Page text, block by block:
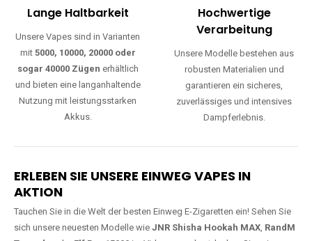
Lange Haltbarkeit
Unsere Vapes sind in Varianten
mit 5000, 10000, 20000 oder
sogar 40000 Zügen erhältlich
und bieten eine langanhaltende
Nutzung mit leistungsstarken
Akkus.
Hochwertige
Verarbeitung
Unsere Modelle bestehen aus
robusten Materialien und
garantieren ein sicheres,
zuverlässiges und intensives
Dampferlebnis.
ERLEBEN SIE UNSERE EINWEG VAPES IN
AKTION
Tauchen Sie in die Welt der besten Einweg E-Zigaretten ein! Sehen Sie
sich unsere neuesten Modelle wie JNR Shisha Hookah MAX, RandM